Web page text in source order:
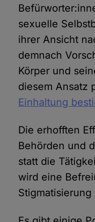
sexuelle
ihrer Ansicht
demnach
Körper und
diesem Ansatz
Einhaltung
Die erhofften
Behörden und
statt die
wird eine